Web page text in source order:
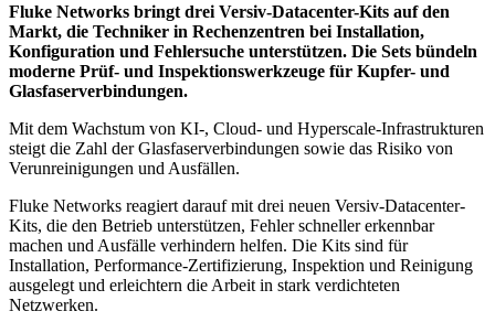
Fluke Networks bringt drei Versiv-Datacenter-Kits auf den
Markt, die Techniker in Rechenzentren bei Installation,
Konfiguration und Fehlersuche unterstützen. Die Sets bündeln
moderne Prüf- und Inspektionswerkzeuge für Kupfer- und
Glasfaserverbindungen.
Mit dem Wachstum von KI-, Cloud- und Hyperscale-Infrastrukturen
steigt die Zahl der Glasfaserverbindungen sowie das Risiko von
Verunreinigungen und Ausfällen.
Fluke Networks reagiert darauf mit drei neuen Versiv-Datacenter-
Kits, die den Betrieb unterstützen, Fehler schneller erkennbar
machen und Ausfälle verhindern helfen. Die Kits sind für
Installation, Performance-Zertifizierung, Inspektion und Reinigung
ausgelegt und erleichtern die Arbeit in stark verdichteten
Netzwerken.